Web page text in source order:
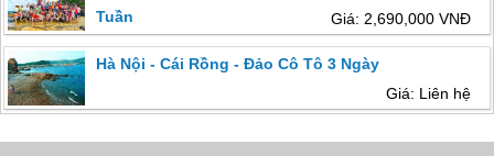
Tuần
Giá: 2,690,000 VNĐ
Hà Nội - Cái Rồng - Đảo Cô Tô 3 Ngày
Giá: Liên hệ